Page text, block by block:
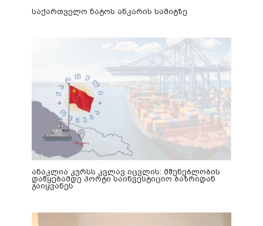
საქართველო ნატოს ანკარის სამიტზე
ანაკლია კურსს კვლავ იცვლის: მშენებლობის
დაწყებამდე პორტი საინვესტიციო ბაზრიდან
გაიყვანეს